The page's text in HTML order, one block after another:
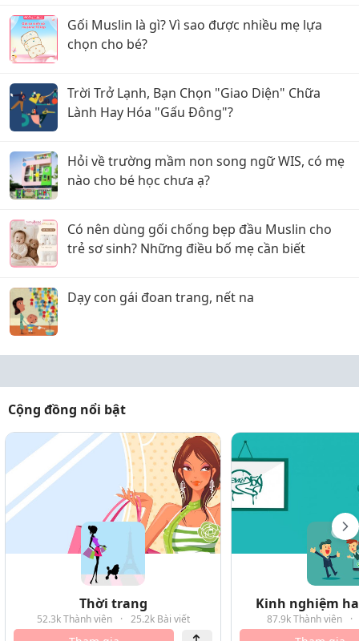
Gối Muslin là gì? Vì sao được nhiều mẹ lựa
chọn cho bé?
Trời Trở Lạnh, Bạn Chọn "Giao Diện" Chữa
Lành Hay Hóa "Gấu Đông"?
Hỏi về trường mầm non song ngữ WIS, có mẹ
nào cho bé học chưa ạ?
Có nên dùng gối chống bẹp đầu Muslin cho
trẻ sơ sinh? Những điều bố mẹ cần biết
Dạy con gái đoan trang, nết na
Cộng đồng nổi bật
Thời trang
52.3k Thành viên · 25.2k Bài viết
Kinh nghiệm
87.9k Thành viên ·